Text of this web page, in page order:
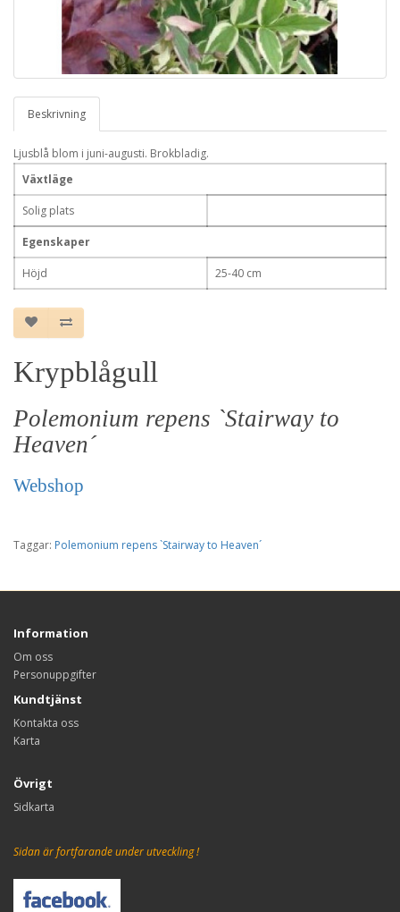
Beskrivning
Ljusblå blom i juni-augusti. Brokbladig.
Växtläge
Solig plats
Egenskaper
Höjd 25-40 cm
Krypblågull
Polemonium repens `Stairway to
Heaven´
Webshop
Taggar: Polemonium repens `Stairway to Heaven´
Information
Om oss
Personuppgifter
Kundtjänst
Kontakta oss
Karta
Övrigt
Sidkarta
Sidan är fortfarande under utveckling !